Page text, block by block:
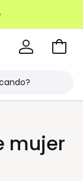
Ir
mujer